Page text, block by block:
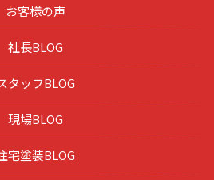
お客様の声
社長BLOG
タッフBLOG
現場BLOG
宅塗装BLOG